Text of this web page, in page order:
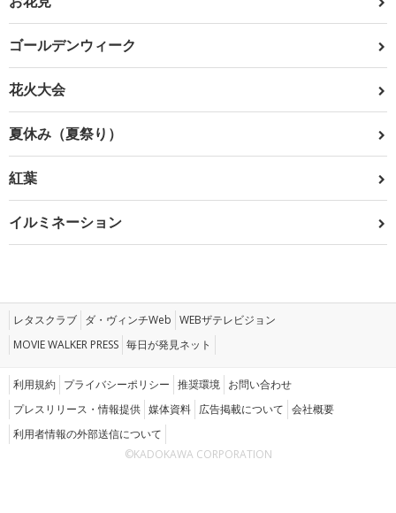
ゴールデンウィーク
花火大会
夏休み（夏祭り）
紅葉
イルミネーション
レタスクラブ ダ・ヴィンチWeb WEBザテレビジョン
MOVIE WALKER PRESS 毎日が発見ネット
利用規約 プライバシーポリシー 推奨環境 お問い合わせ
プレスリリース・情報提供 媒体資料 広告掲載について 会社概要
利用者情報の外部送信について
©KADOKAWA CORPORATION